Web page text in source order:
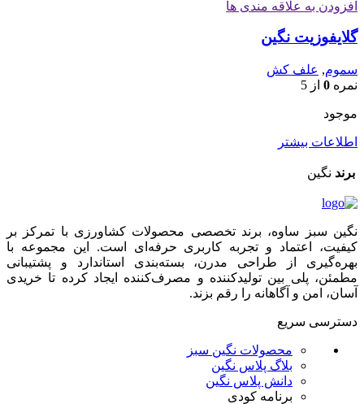
افزودن به علاقه مندی ها
گلایفوزیت نگین
سموم, علف کش
نمره 0 از 5
موجود
اطلاعات بیشتر
برند نگین
نگین سبز ساوه، برند تخصصی محصولات کشاورزی با تمرکز بر
کیفیت، اعتماد و تجربه کاربری حرفه‌ای است. این مجموعه با
بهره‌گیری از طراحی مدرن، بسته‌بندی استاندارد و پشتیبانی
مطمئن، پلی بین تولیدکننده و مصرف‌کننده ایجاد کرده تا خریدی
آسان، امن و آگاهانه را رقم بزند.
دسترسی سریع
محصولات نگین سبز
بلاگ پلاس نگین
دانش پلاس نگین
برنامه کودی